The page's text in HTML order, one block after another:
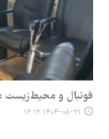
فوتبال و محیط‌زیست
۱۴۰۴-۰۸-۲۱ ۱۶:۱۲